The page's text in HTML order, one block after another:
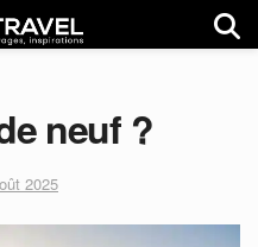
neuf ?
2025